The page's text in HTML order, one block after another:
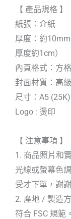
【 產品規格 】
紙張：介紙
厚度：約
厚度約1cm）
內頁格式：方
封面材質：高
尺寸：A5
Logo : 燙印
【 注意事項 】
1. 商品照片和
光線或螢幕色
受才下單，謝謝
2. 產地 / 製造
符合 FSC 規範。